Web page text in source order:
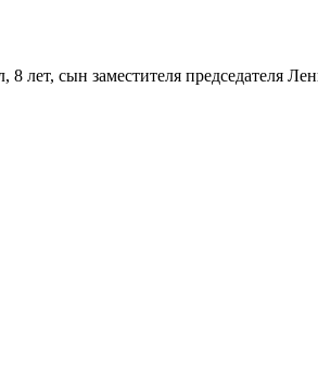
лет, сын заместителя председателя